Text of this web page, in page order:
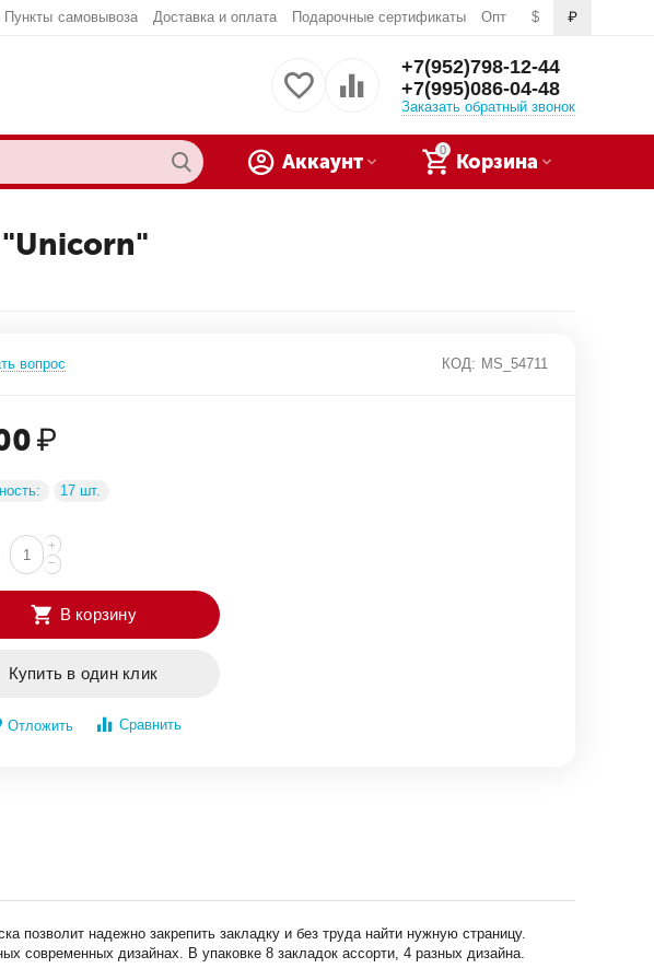
$ ₽
Пункты самовывоза Доставка и оплата Подарочные сертификаты Опт
+7(952)798-12-44
+7(995)086-04-48
Заказать обратный звонок
0
Корзина
Аккаунт
"Unicorn"
вопрос КОД: MS_54711
₽
17 шт.
+
−
В корзину
Купить в один клик
Отложить Сравнить
надежно закрепить закладку и без труда найти нужную страницу.
современных дизайнах. В упаковке 8 закладок ассорти, 4 разных дизайна.